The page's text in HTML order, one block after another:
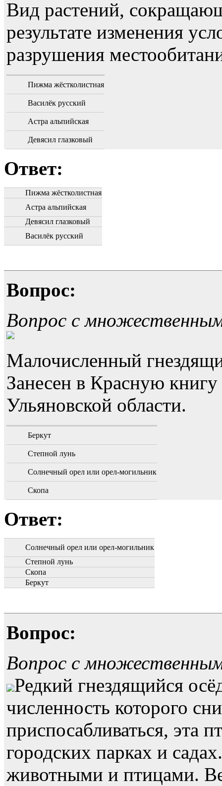
Вид растений,
результате изменения
разрушения
Пижма жёстколистная
Василёк русский
Астра альпийская
Девясил глазковый
Ответ:
Пижма жёстколистная
Астра альпийская
Девясил глазковый
Василёк русский
Вопрос:
Вопрос с
Малочисленный
Занесен в Красную
Ульяновской области.
Беркут
Степной лунь
Солнечный орел или орел-могильник
Скопа
Ответ:
Солнечный орел или орел-могильник
Степной лунь
Скопа
Беркут
Вопрос:
Вопрос с
Редкий гнездящийся
численность которого
приспосабливаться, эта
городских парках и
животными и птицами.